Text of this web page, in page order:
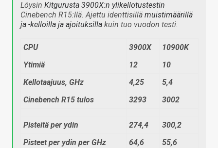
Löysin Kitgurusta 3900X:n ylikellotustestin
Cinebench R15:llä. Ajettu identtisillä muistimäärillä
ja -kelloilla ja ajoituksilla kuin tuo vuodon testi.
CPU 3900X
10900K
Ytimiä
12
10
Kellotaajuus, GHz
4,25
5,4
Cinebench R15 tulos
3293 3002
Pisteitä per ydin 274,4
300,2
Pisteet per ydin per GHz
64,6 55,6